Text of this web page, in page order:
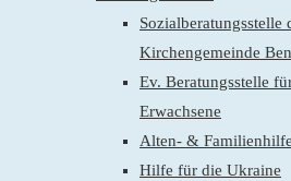
Sozialberatungsstelle
Kirchengemeinde
Ev. Beratungsstelle
Erwachsene
Alten- & Familienhilfe
Hilfe für die Ukraine